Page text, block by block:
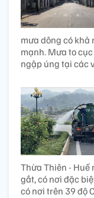
mưa dông có khả
mạnh. Mưa to
ngập úng tại các
Thừa Thiên -
gắt, có nơi đặc
có nơi trên 39 độ